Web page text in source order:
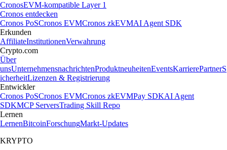
CronosEVM-kompatible Layer 1
Cronos entdecken
Cronos PoSCronos EVMCronos zkEVMAI Agent SDK
Erkunden
AffiliateInstitutionenVerwahrung
Crypto.com
Über
unsUnternehmensnachrichtenProduktneuheitenEventsKarrierePartnerS
icherheitLizenzen & Registrierung
Entwickler
Cronos PoSCronos EVMCronos zkEVMPay SDKAI Agent
SDKMCP ServersTrading Skill Repo
Lernen
LernenBitcoinForschungMarkt-Updates
KRYPTO